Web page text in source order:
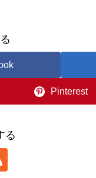
Pinterest
る